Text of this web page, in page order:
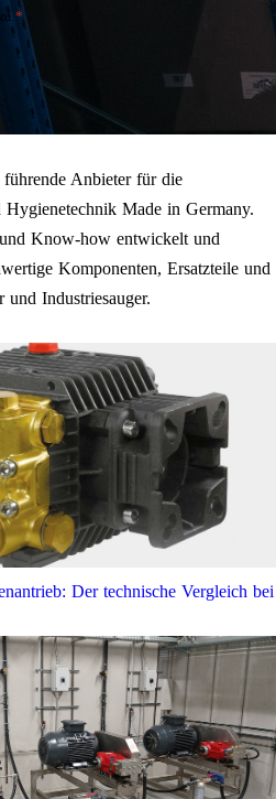
*
Anbieter für die
Made in Germany.
Know-how entwickelt und
Komponenten, Ersatzteile und
Industriesauger.
Der technische Vergleich bei